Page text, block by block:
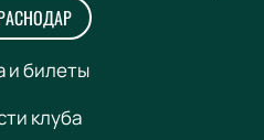
и билеты
клуба